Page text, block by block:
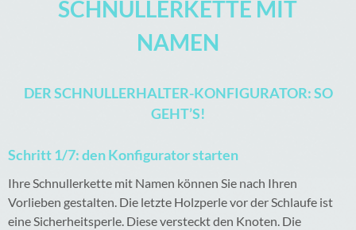
SCHNULLERKETTE MIT
NAMEN
DER SCHNULLERHALTER-KONFIGURATOR: SO
GEHT’S!
Schritt 1/7: den Konfigurator starten
Ihre Schnullerkette mit Namen können Sie nach Ihren
Vorlieben gestalten. Die letzte Holzperle vor der Schlaufe ist
eine Sicherheitsperle. Diese versteckt den Knoten. Die